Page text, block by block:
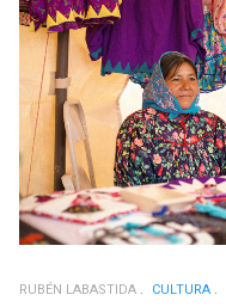
RUBÉN LABASTIDA CULTURA